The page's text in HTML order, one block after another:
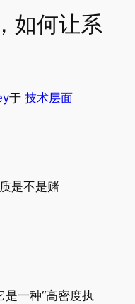
如何让系
于 技术层面
是不是赌
一种“高密度执